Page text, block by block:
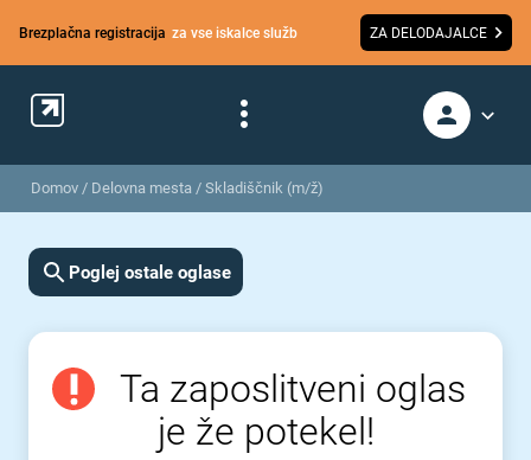
Brezplačna registracija za vse iskalce služb ZA DELODAJALCE
Domov / Delovna mesta / Skladiščnik (m/ž)
Poglej ostale oglase
Ta zaposlitveni oglas
je že potekel!